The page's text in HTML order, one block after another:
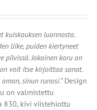
kuiskauksen luonnosta.
liike, puiden kiertyneet
pilvissä. Jokainen koru on
voit itse kirjoittaa sanat.
sinun runosi.”Design
on valmistettu
830, kivi viistehiottu